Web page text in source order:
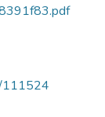
111524